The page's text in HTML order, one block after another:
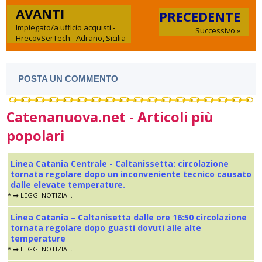
AVANTI
Impiegato/a ufficio acquisti -
HrecovSerTech - Adrano, Sicilia
PRECEDENTE
Successivo »
POSTA UN COMMENTO
Catenanuova.net - Articoli più
popolari
Linea Catania Centrale - Caltanissetta: circolazione
tornata regolare dopo un inconveniente tecnico causato
dalle elevate temperature.
* ➡️ LEGGI NOTIZIA...
Linea Catania – Caltanisetta dalle ore 16:50 circolazione
tornata regolare dopo guasti dovuti alle alte
temperature
* ➡️ LEGGI NOTIZIA...